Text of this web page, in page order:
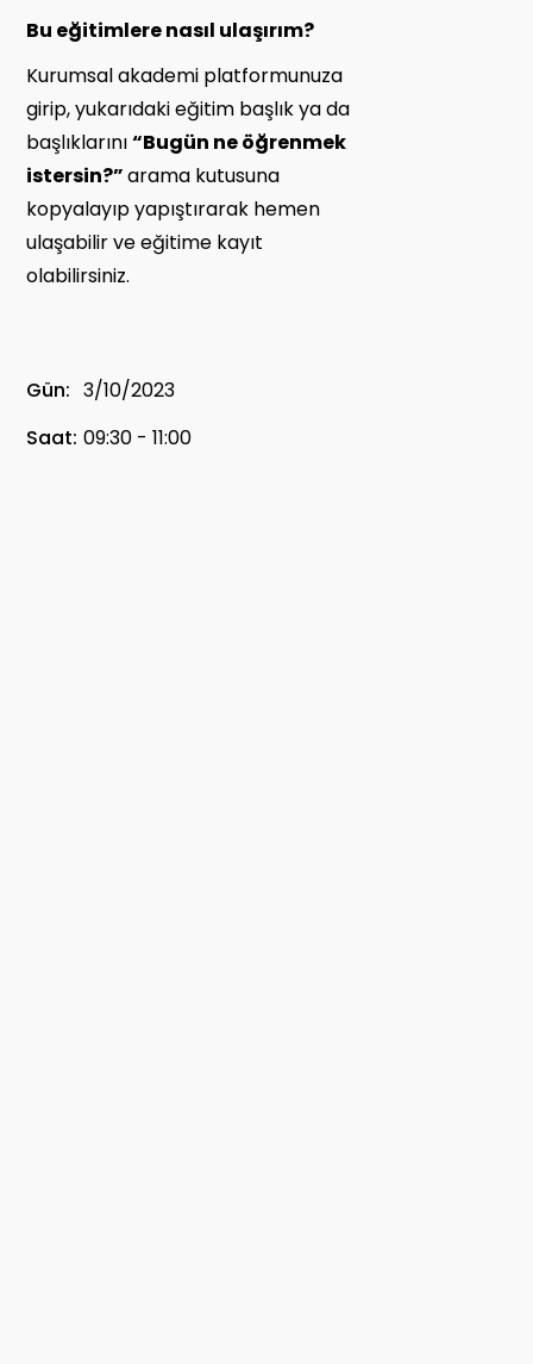
Bu eğitimlere nasıl ulaşırım?
Kurumsal akademi platformunuza
girip, yukarıdaki eğitim başlık ya da
başlıklarını“Bugün ne öğrenmek
istersin?”arama kutusuna
kopyalayıp yapıştırarak hemen
ulaşabilir ve eğitime kayıt
olabilirsiniz.
Gün: 3/10/2023
Saat: 09:30 - 11:00